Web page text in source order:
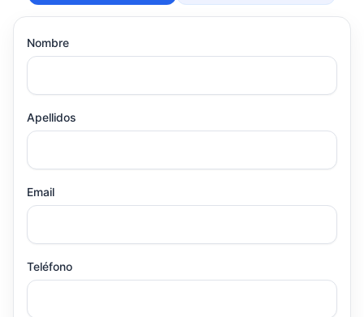
Nombre
Apellidos
Email
Teléfono